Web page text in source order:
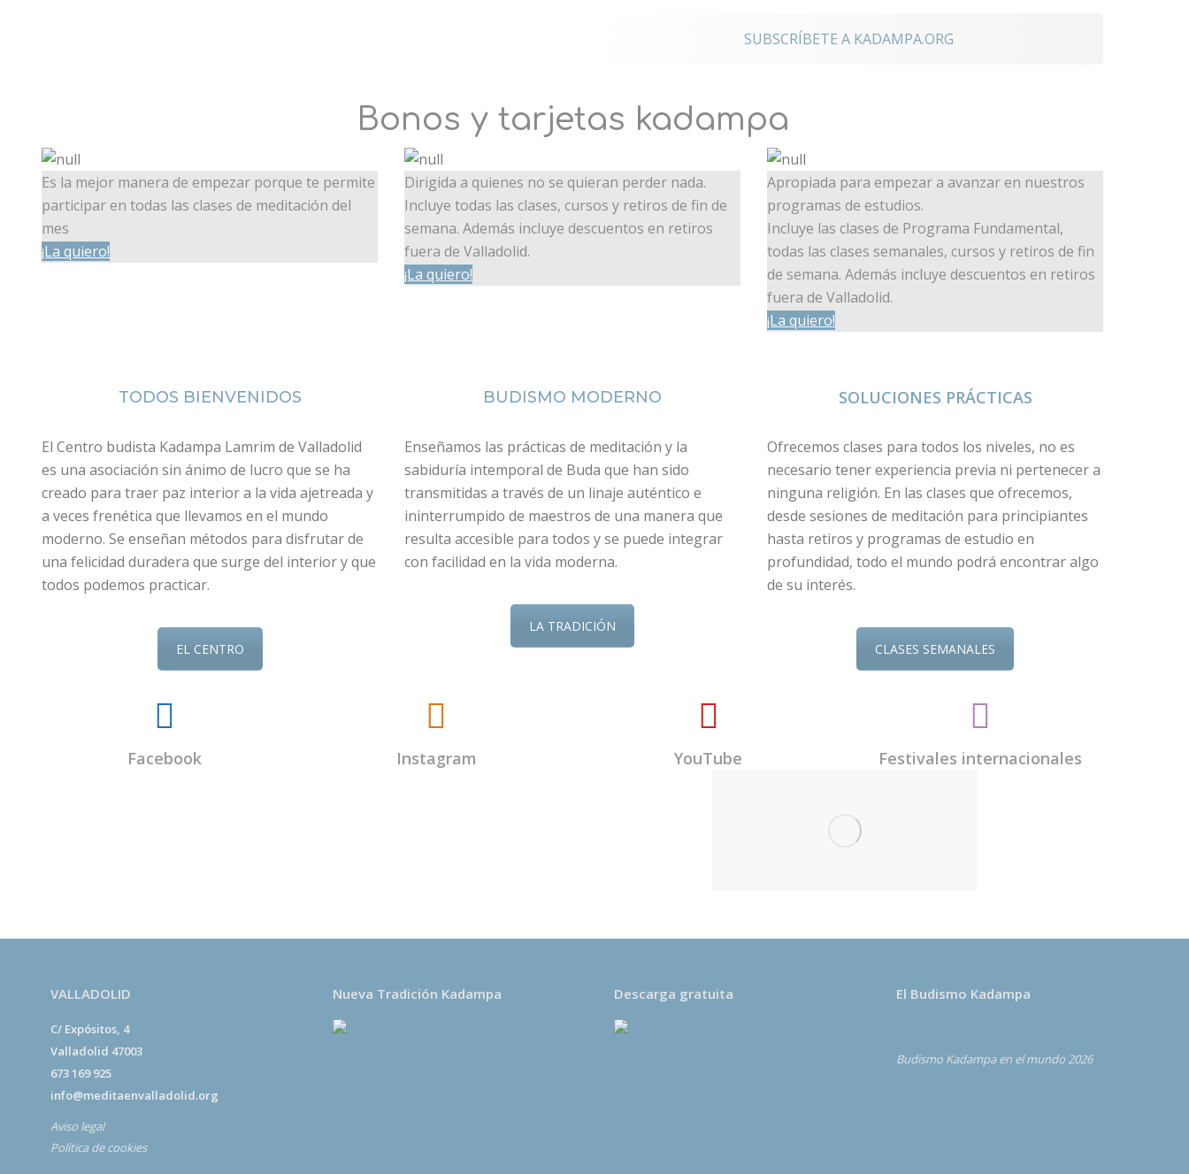
SUBSCRÍBETE A KADAMPA.ORG
Bonos y tarjetas kadampa
Es la mejor manera de empezar porque te permite
participar en todas las clases de meditación del
mes
¡La quiero!
Dirigida a quienes no se quieran perder nada.
Incluye todas las clases, cursos y retiros de fin de
semana. Además incluye descuentos en retiros
fuera de Valladolid.
¡La quiero!
Apropiada para empezar a avanzar en nuestros
programas de estudios.
Incluye las clases de Programa Fundamental,
todas las clases semanales, cursos y retiros de fin
de semana. Además incluye descuentos en retiros
fuera de Valladolid.
¡La quiero!
TODOS BIENVENIDOS
El Centro budista Kadampa Lamrim de Valladolid
es una asociación sin ánimo de lucro que se ha
creado para traer paz interior a la vida ajetreada y
a veces frenética que llevamos en el mundo
moderno. Se enseñan métodos para disfrutar de
una felicidad duradera que surge del interior y que
todos podemos practicar.
EL CENTRO
BUDISMO MODERNO
Enseñamos las prácticas de meditación y la
sabiduría intemporal de Buda que han sido
transmitidas a través de un linaje auténtico e
ininterrumpido de maestros de una manera que
resulta accesible para todos y se puede integrar
con facilidad en la vida moderna.
LA TRADICIÓN
SOLUCIONES PRÁCTICAS
Ofrecemos clases para todos los niveles, no es
necesario tener experiencia previa ni pertenecer a
ninguna religión. En las clases que ofrecemos,
desde sesiones de meditación para principiantes
hasta retiros y programas de estudio en
profundidad, todo el mundo podrá encontrar algo
de su interés.
CLASES SEMANALES
Facebook Instagram YouTube Festivales internacionales
VALLADOLID
C/ Expósitos, 4
Valladolid 47003
673 169 925
info@meditaenvalladolid.org
Aviso legal
Política de cookies
Nueva Tradición Kadampa Descarga gratuita El Budismo Kadampa
Budismo Kadampa en el mundo 2026